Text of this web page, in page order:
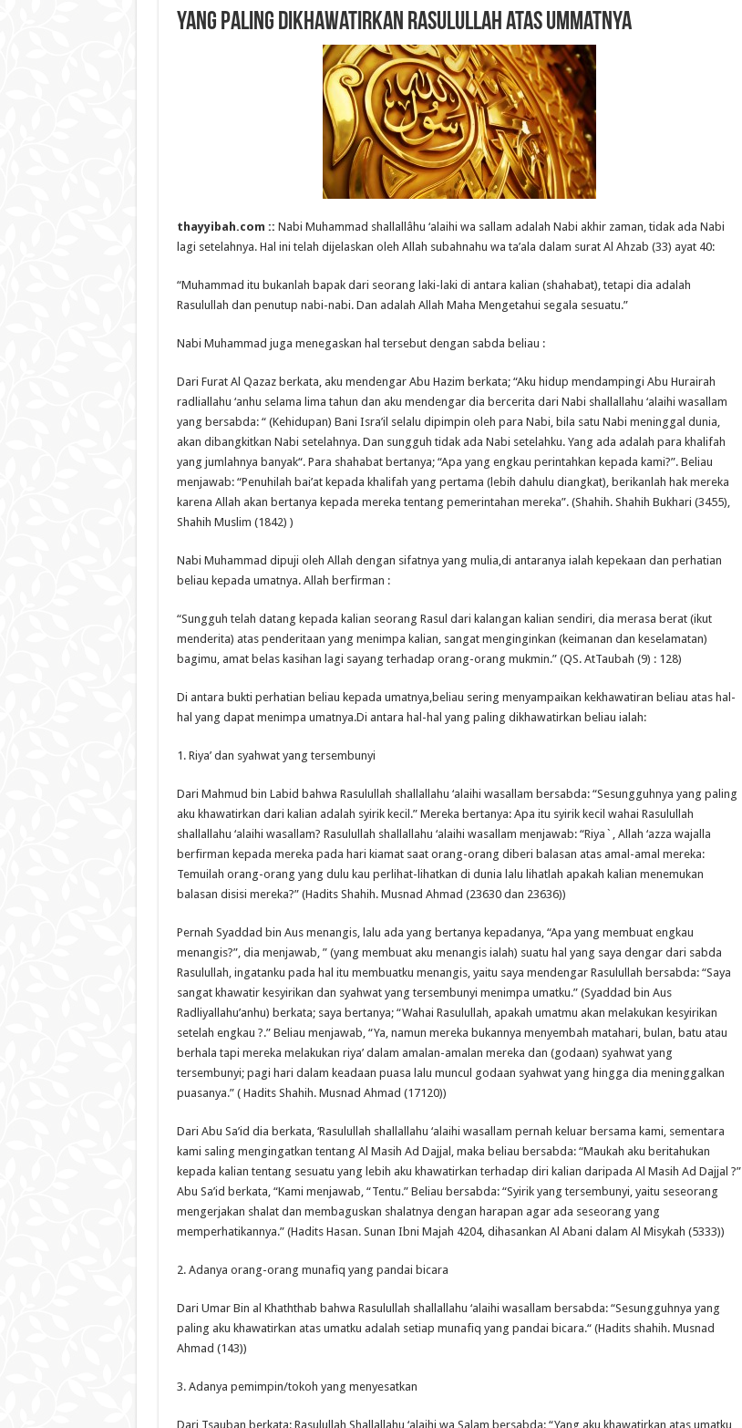
Yang Paling Dikhawatirkan Rasulullah atas Ummatnya
thayyibah.com :: Nabi Muhammad shallallâhu ‘alaihi wa sallam adalah Nabi akhir zaman, tidak ada Nabi
lagi setelahnya. Hal ini telah dijelaskan oleh Allah subahnahu wa ta’ala dalam surat Al Ahzab (33) ayat 40:
“Muhammad itu bukanlah bapak dari seorang laki-laki di antara kalian (shahabat), tetapi dia adalah
Rasulullah dan penutup nabi-nabi. Dan adalah Allah Maha Mengetahui segala sesuatu.”
Nabi Muhammad juga menegaskan hal tersebut dengan sabda beliau :
Dari Furat Al Qazaz berkata, aku mendengar Abu Hazim berkata; “Aku hidup mendampingi Abu Hurairah
radliallahu ‘anhu selama lima tahun dan aku mendengar dia bercerita dari Nabi shallallahu ‘alaihi wasallam
yang bersabda: “ (Kehidupan) Bani Isra’il selalu dipimpin oleh para Nabi, bila satu Nabi meninggal dunia,
akan dibangkitkan Nabi setelahnya. Dan sungguh tidak ada Nabi setelahku. Yang ada adalah para khalifah
yang jumlahnya banyak“. Para shahabat bertanya; “Apa yang engkau perintahkan kepada kami?”. Beliau
menjawab: “Penuhilah bai’at kepada khalifah yang pertama (lebih dahulu diangkat), berikanlah hak mereka
karena Allah akan bertanya kepada mereka tentang pemerintahan mereka”. (Shahih. Shahih Bukhari (3455),
Shahih Muslim (1842) )
Nabi Muhammad dipuji oleh Allah dengan sifatnya yang mulia,di antaranya ialah kepekaan dan perhatian
beliau kepada umatnya. Allah berfirman :
“Sungguh telah datang kepada kalian seorang Rasul dari kalangan kalian sendiri, dia merasa berat (ikut
menderita) atas penderitaan yang menimpa kalian, sangat menginginkan (keimanan dan keselamatan)
bagimu, amat belas kasihan lagi sayang terhadap orang-orang mukmin.” (QS. AtTaubah (9) : 128)
Di antara bukti perhatian beliau kepada umatnya,beliau sering menyampaikan kekhawatiran beliau atas hal-
hal yang dapat menimpa umatnya.Di antara hal-hal yang paling dikhawatirkan beliau ialah:
1. Riya’ dan syahwat yang tersembunyi
Dari Mahmud bin Labid bahwa Rasulullah shallallahu ‘alaihi wasallam bersabda: “Sesungguhnya yang paling
aku khawatirkan dari kalian adalah syirik kecil.” Mereka bertanya: Apa itu syirik kecil wahai Rasulullah
shallallahu ‘alaihi wasallam? Rasulullah shallallahu ‘alaihi wasallam menjawab: “Riya`, Allah ‘azza wajalla
berfirman kepada mereka pada hari kiamat saat orang-orang diberi balasan atas amal-amal mereka:
Temuilah orang-orang yang dulu kau perlihat-lihatkan di dunia lalu lihatlah apakah kalian menemukan
balasan disisi mereka?” (Hadits Shahih. Musnad Ahmad (23630 dan 23636))
Pernah Syaddad bin Aus menangis, lalu ada yang bertanya kepadanya, “Apa yang membuat engkau
menangis?”, dia menjawab, ” (yang membuat aku menangis ialah) suatu hal yang saya dengar dari sabda
Rasulullah, ingatanku pada hal itu membuatku menangis, yaitu saya mendengar Rasulullah bersabda: “Saya
sangat khawatir kesyirikan dan syahwat yang tersembunyi menimpa umatku.” (Syaddad bin Aus
Radliyallahu’anhu) berkata; saya bertanya; “Wahai Rasulullah, apakah umatmu akan melakukan kesyirikan
setelah engkau ?.” Beliau menjawab, “Ya, namun mereka bukannya menyembah matahari, bulan, batu atau
berhala tapi mereka melakukan riya’ dalam amalan-amalan mereka dan (godaan) syahwat yang
tersembunyi; pagi hari dalam keadaan puasa lalu muncul godaan syahwat yang hingga dia meninggalkan
puasanya.” ( Hadits Shahih. Musnad Ahmad (17120))
Dari Abu Sa’id dia berkata, ‘Rasulullah shallallahu ‘alaihi wasallam pernah keluar bersama kami, sementara
kami saling mengingatkan tentang Al Masih Ad Dajjal, maka beliau bersabda: “Maukah aku beritahukan
kepada kalian tentang sesuatu yang lebih aku khawatirkan terhadap diri kalian daripada Al Masih Ad Dajjal ?”
Abu Sa’id berkata, “Kami menjawab, “Tentu.” Beliau bersabda: “Syirik yang tersembunyi, yaitu seseorang
mengerjakan shalat dan membaguskan shalatnya dengan harapan agar ada seseorang yang
memperhatikannya.” (Hadits Hasan. Sunan Ibni Majah 4204, dihasankan Al Abani dalam Al Misykah (5333))
2. Adanya orang-orang munafiq yang pandai bicara
Dari Umar Bin al Khaththab bahwa Rasulullah shallallahu ‘alaihi wasallam bersabda: “Sesungguhnya yang
paling aku khawatirkan atas umatku adalah setiap munafiq yang pandai bicara.“ (Hadits shahih. Musnad
Ahmad (143))
3. Adanya pemimpin/tokoh yang menyesatkan
Dari Tsauban berkata: Rasulullah Shallallahu ‘alaihi wa Salam bersabda: “Yang aku khawatirkan atas umatku